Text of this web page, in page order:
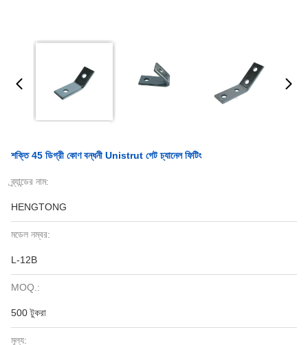
শক্তি 45 ডিগ্রী কোণ বন্ধনী Unistrut গেট চ্যানেল ফিটিং
ব্র্যান্ডের নাম:
HENGTONG
মডেল নম্বর:
L-12B
MOQ.:
500 টুকরা
মূল্য: